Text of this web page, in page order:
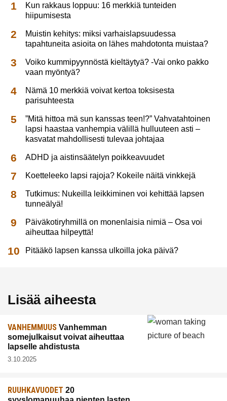
Kun rakkaus loppuu: 16 merkkiä tunteiden
hiipumisesta
Muistin kehitys: miksi varhaislapsuudessa
tapahtuneita asioita on lähes mahdotonta muistaa?
Voiko kummipyynnöstä kieltäytyä? -Vai onko pakko
vaan myöntyä?
Nämä 10 merkkiä voivat kertoa toksisesta
parisuhteesta
”Mitä hittoa mä sun kanssas teen!?” Vahvatahtoinen
lapsi haastaa vanhempia välillä hulluuteen asti –
kasvatat mahdollisesti tulevaa johtajaa
ADHD ja aistinsäätelyn poikkeavuudet
Koetteleeko lapsi rajoja? Kokeile näitä vinkkejä
Tutkimus: Nukeilla leikkiminen voi kehittää lapsen
tunneälyä!
Päiväkotiryhmillä on monenlaisia nimiä – Osa voi
aiheuttaa hilpeyttä!
Pitääkö lapsen kanssa ulkoilla joka päivä?
Lisää aiheesta
VANHEMMUUS Vanhemman
somejulkaisut voivat aiheuttaa
lapselle ahdistusta
3.10.2025
RUUHKAVUODET 20